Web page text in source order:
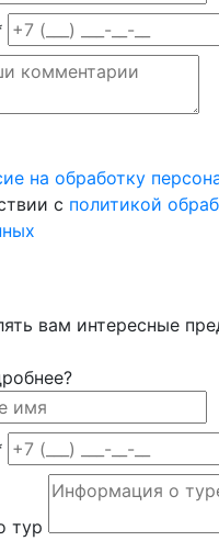
на обработку
с политикой
вам интересные
тур